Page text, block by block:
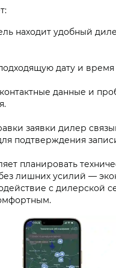
находит удобный
дату и время
данные и
заявки дилер
подтверждения
планировать
лишних усилий —
с дилерской